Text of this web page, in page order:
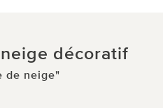
décoratif
de neige"